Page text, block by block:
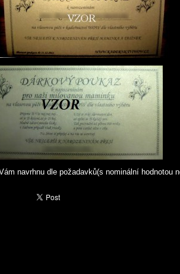
navrhnu dle požadavků(s nominální hodnotou